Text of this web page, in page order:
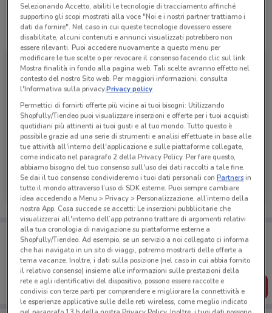
Tutte le promozioni di questo negozio
Decò
Scade lunedì
Porta DoveConviene sempre con te!
Puoi trovare le migliori offerte dei negozi vicino a te,
salvarle e creare la tua lista del risparmio, comodamente
dal tuo cellulare.
SCARICA L’APP
Selezionando Accetto, abiliti le tecnologie di tracciamento affinché
supportino gli scopi mostrati alla voce "Noi e i nostri partner trattiamo i
dati da fornire". Nel caso in cui queste tecnologie dovessero essere
disabilitate, alcuni contenuti e annunci visualizzati potrebbero non
essere rilevanti. Puoi accedere nuovamente a questo menu per
modificare le tue scelte o per revocare il consenso facendo clic sul link
Mostra finalità in fondo alla pagina web. Tali scelte avranno effetto nel
contesto del nostro Sito web. Per maggiori informazioni, consulta
l'Informativa sulla privacy.Privacy policy
Permettici di fornirti offerte più vicine ai tuoi bisogni: Utilizzando
Shopfully/Tiendeo puoi visualizzare inserzioni e offerte per i tuoi acquisti
quotidiani più attinenti ai tuoi gusti e al tuo mondo. Tutto questo è
possibile grazie ad una serie di strumenti e analisi effettuate in base alle
tue attività all'interno dell'applicazione e sulle piattaforme collegate,
come indicato nel paragrafo 2 della Privacy Policy. Per fare questo,
abbiamo bisogno del tuo consenso sull'uso dei dati raccolti a tale fine.
Se dai il tuo consenso condivideremo i tuoi dati personali conPartnersin
tutto il mondo attraverso l’uso di SDK esterne. Puoi sempre cambiare
idea accedendo a Menu > Privacy > Personalizzazione, all’interno della
nostra App. Cosa succede se accetti: Le inserzioni pubblicitarie che
visualizzerai all'interno dell’app potranno trattare di argomenti relativi
alla tua cronologia di navigazione su piattaforme esterne a
Shopfully/Tiendeo. Ad esempio, se un servizio a noi collegato ci informa
che hai navigato in un sito di viaggi, potremo mostrarti delle offerte a
tema vacanze. Inoltre, i dati sulla posizione (nel caso in cui abbia fornito
il relativo consenso) insieme alle informazioni sulle prestazioni della
rete e agli identificativi del dispositivo, possono essere raccolte e
condivisi con terze parti per comprendere e migliorare la connettività e
le esperienze applicative sulle delle reti wireless, come meglio indicato